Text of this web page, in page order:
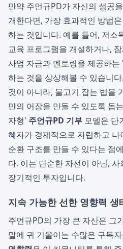
만약 주언규PD가 자신의 성공
개한다면, 가장 효과적인 방법
하는 것입니다. 예를 들어, 저소
교육 프로그램을 개설하거나,
사업 자금과 멘토링을 제공하
하는 것을 상상해볼 수 있습니
것이 아니라, 물고기 잡는 법을
만의 어장을 만들 수 있도록 돕
자형' 주언규PD 기부 모델은 단
혜자가 경제적으로 자립하고
순환 구조를 만들 수 있다는 점
다. 이는 단순한 자선이 아닌,
장기적인 투자입니다.
지속 가능한 선한 영향력 생
주언규PD의 가장 큰 자산은 그
말에 귀 기울이는 수많은 구독